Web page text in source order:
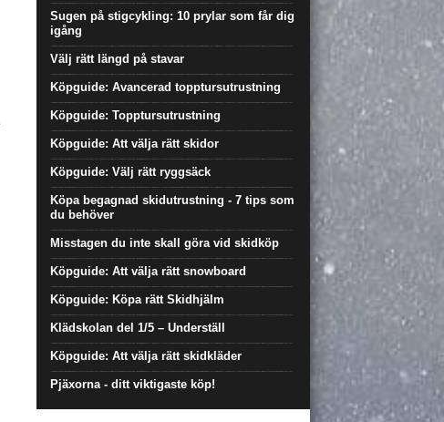
Sugen på stigcykling: 10 prylar som får dig
igång
Välj rätt längd på stavar
Köpguide: Avancerad topptursutrustning
Köpguide: Topptursutrustning
Köpguide: Att välja rätt skidor
Köpguide: Välj rätt ryggsäck
Köpa begagnad skidutrustning - 7 tips som
du behöver
Misstagen du inte skall göra vid skidköp
Köpguide: Att välja rätt snowboard
Köpguide: Köpa rätt Skidhjälm
Klädskolan del 1/5 – Underställ
Köpguide: Att välja rätt skidkläder
Pjäxorna - ditt viktigaste köp!